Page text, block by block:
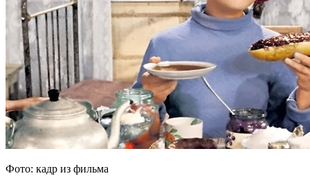
Фото: кадр из фильма